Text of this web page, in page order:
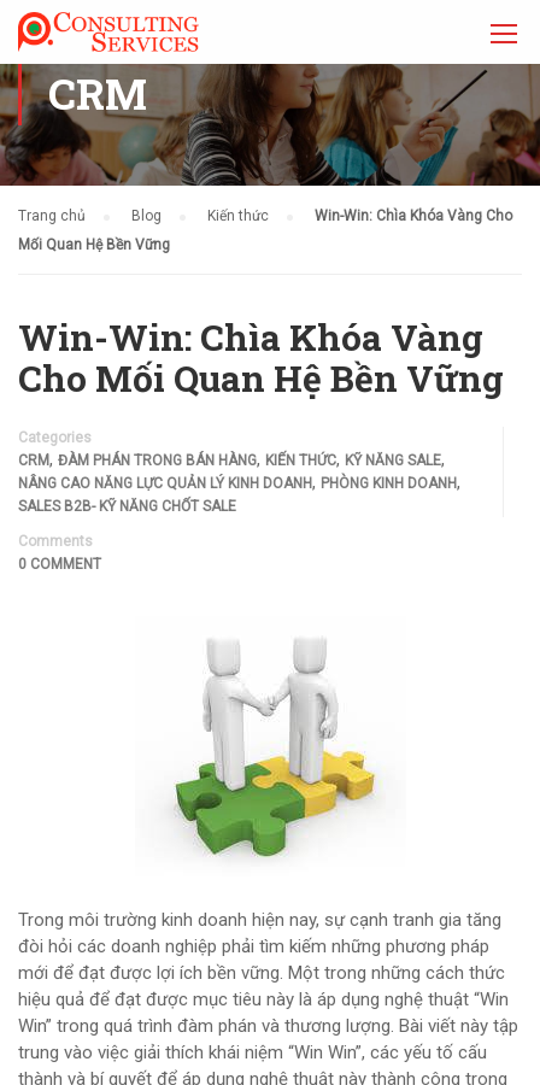
CRM
Trang chủ Blog Kiến thức
Win-Win: Chìa Khóa Vàng Cho
Mối Quan Hệ Bền Vững
Win-Win: Chìa Khóa Vàng
Cho Mối Quan Hệ Bền Vững
Categories
CRM, ĐÀM PHÁN TRONG BÁN HÀNG, KIẾN THỨC, KỸ NĂNG SALE,
NÂNG CAO NĂNG LỰC QUẢN LÝ KINH DOANH, PHÒNG KINH DOANH,
SALES B2B- KỸ NĂNG CHỐT SALE
Comments
0 COMMENT
Trong môi trường kinh doanh hiện nay, sự cạnh tranh gia tăng
đòi hỏi các doanh nghiệp phải tìm kiếm những phương pháp
mới để đạt được lợi ích bền vững. Một trong những cách thức
hiệu quả để đạt được mục tiêu này là áp dụng nghệ thuật “Win
Win” trong quá trình đàm phán và thương lượng. Bài viết này tập
trung vào việc giải thích khái niệm “Win Win”, các yếu tố cấu
thành và bí quyết để áp dụng nghệ thuật này thành công trong